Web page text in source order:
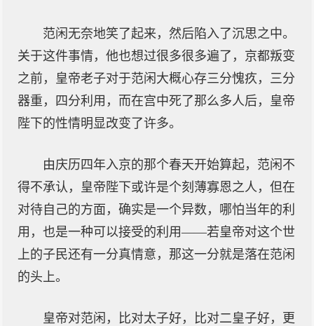
范闲无奈地笑了起来，然后陷入了沉思之中。
关于这件事情，他也想过很多很多遍了，京都叛变
之前，皇帝老子对于范闲大概心存三分愧疚，三分
器重，四分利用，而在宫中死了那么多人后，皇帝
陛下的性情明显改变了许多。
由庆历四年入京的那个春天开始算起，范闲不
得不承认，皇帝陛下或许是个刻薄寡恩之人，但在
对待自己的方面，确实是一个异数，哪怕当年的利
用，也是一种可以接受的利用——若皇帝对这个世
上的子民还有一分真情意，那这一分就是落在范闲
的头上。
皇帝对范闲，比对太子好，比对二皇子好，更